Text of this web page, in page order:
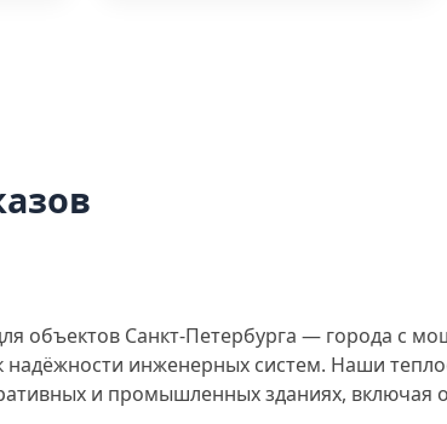
объектов Санкт-Петербурга — города с
инженерных систем. Наши
и промышленных зданиях, включая